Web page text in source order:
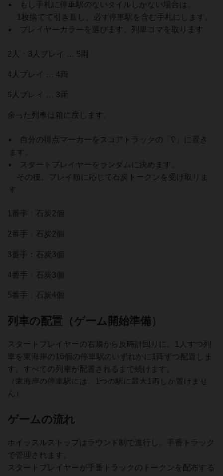
もし手札に停車駅のないタイルしかない場合は、
1枚捨てて引き直し、必ず停車駅を含む手札にします。
プレイヤーカラーを選びます。列車コマを取ります
2人・3人プレイ … 5両
4人プレイ … 4両
5人プレイ … 3両
余った列車は箱に戻します。
自分の得点マーカーをスコアトラックの「0」に置き
ます。
スタートプレイヤーをランダムに決めます。
その後、プレイ順に応じて石炭トークンを受け取りま
す
1番手：石炭2個
2番手：石炭2個
3番手：石炭3個
4番手：石炭3個
5番手：石炭4個
列車の配置（ゲーム開始準備）
スタートプレイヤーの右隣から反時計回りに、1人ずつ列
車を東海岸の16個の停車駅のいずれかに1両ずつ配置しま
す。すべての列車が配置されるまで続けます。
（東海岸の停車駅には、1つの駅に最大1両しか置けませ
ん）
ゲームの流れ
ホイッスルストップはラウンド制で進行し、手番トラック
で管理されます。
スタートプレイヤーが手番トラックのトークンを配布する